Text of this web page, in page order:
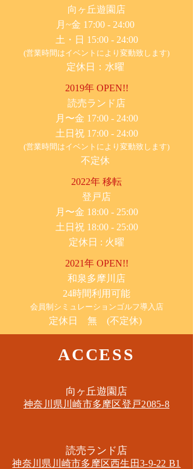
​向ヶ丘遊園店
月~金 17:00 - 24:00
土・日 15:00 - 24:00
(営業時間はイベントにより変動致します)
定休日：水曜
2019年 OPEN!!
​読売ランド店
月〜金 17:00 - 24:00
土日祝 17:00 - 24:00
(営業時間はイベントにより変動致します)
不定休
2022年 移転
​登戸店
月〜金 18:00 - 25:00
土日祝 18:00 - 25:00
​定休日 : 火曜
2021年 OPEN!!
​和泉多摩川店
24時間利用可能
​会員制シミュレーションゴルフ導入店
定休日 無 (不定休)
ACCESS
​向ヶ丘遊園店
神奈川県川崎市多摩区​登戸2085-8
​読売ランド店
神奈川県川崎市多摩区​西生田3-9-22 B1